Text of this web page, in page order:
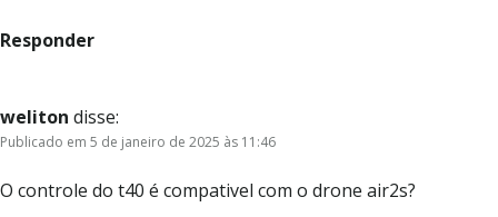
Responder
weliton disse:
Publicado em 5 de janeiro de 2025 às 11:46
O controle do t40 é compativel com o drone air2s?